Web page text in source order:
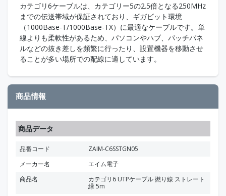
カテゴリ6ケーブルは、カテゴリー5の2.5倍となる250MHz
までの伝送帯域が保証されており、ギガビット環境
（1000Base-T/1000Base-TX）に最適なケーブルです。単
線よりも柔軟性があるため、パソコンやハブ、パッチパネ
ルなどの抜き差しを頻繁に行ったり、設置機器を移動させ
ることが多い場所での配線に適しています。
商品情報
商品データ
品番コード
ZAIM-C6SSTGN05
メーカー名
エイム電子
商品名
カテゴリ6 UTPケーブル 撚り線 ストレート
緑 5m